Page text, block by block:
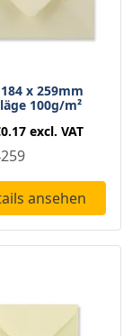
x 259mm
100g/m²
excl. VAT
ansehen